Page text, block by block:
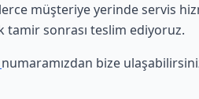
müşteriye yerinde servis
tamir sonrası teslim ediyoruz.
numaramızdan bize